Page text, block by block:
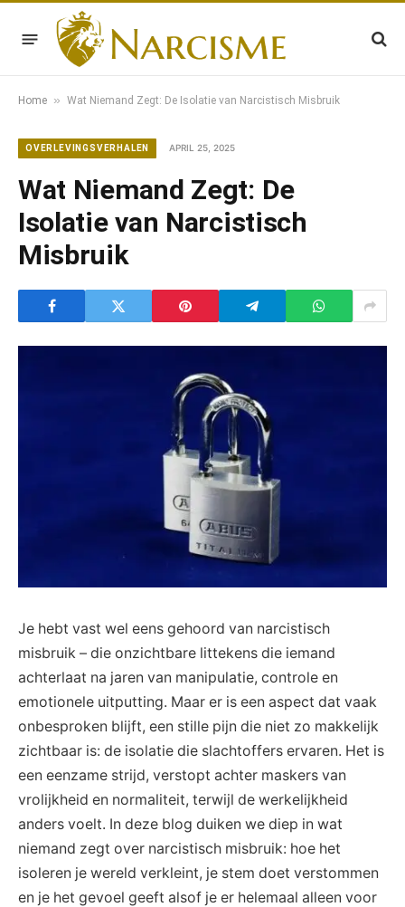
Home » Wat Niemand Zegt: De Isolatie van Narcistisch Misbruik
OVERLEVINGSVERHALEN APRIL 25, 2025
Wat Niemand Zegt: De
Isolatie van Narcistisch
Misbruik
Je‍ hebt ⁣vast wel eens gehoord van narcistisch
misbruik –⁣ die onzichtbare ⁣littekens die iemand
achterlaat na jaren van manipulatie, controle ‍en
emotionele uitputting. Maar ‌er is⁢ een aspect ‌dat ⁤vaak
onbesproken⁤ blijft,⁣ een stille‌ pijn die niet⁢ zo makkelijk‍
zichtbaar is: de⁢ isolatie die slachtoffers⁣ ervaren. Het is
een​ eenzame strijd,‍ verstopt achter ​maskers ⁤van⁣
vrolijkheid ⁣en ​normaliteit, ​terwijl de werkelijkheid
anders voelt. In deze ⁢blog duiken we diep in wat
niemand zegt over narcistisch misbruik: hoe het
isoleren je wereld verkleint, je stem doet verstommen
⁣en ‍je het gevoel geeft alsof je er helemaal alleen voor